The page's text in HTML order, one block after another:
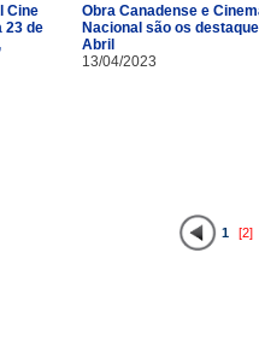
Cine
23 de
Obra Canadense e
Nacional são os
Abril
13/04/2023
1 [2]